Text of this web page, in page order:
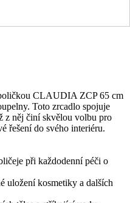
CLAUDIA ZCP 65 cm
Toto zrcadlo spojuje
z něj činí skvělou volbu pro
řešení do svého interiéru.
při každodenní péči o
uložení kosmetiky a dalších